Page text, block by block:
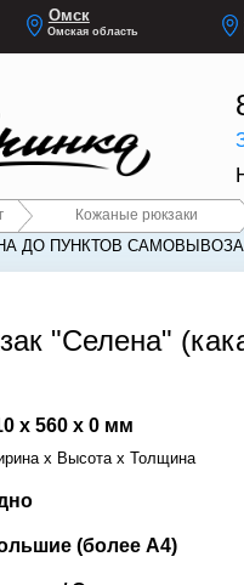
Омск
Омская область
Кожаные рюкзаки
ДО ПУНКТОВ
"Селена"
x 560 x 0 мм
x Высота x Толщина
(более А4)